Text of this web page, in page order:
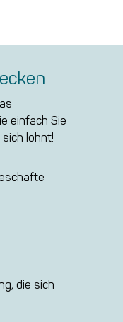
einfach Sie
lohnt!
die sich